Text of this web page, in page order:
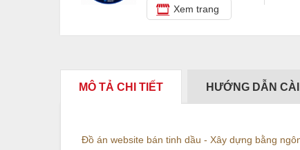
Xem trang
MÔ TẢ CHI TIẾT HƯỚNG DẪN
Đồ án website bán tinh dầu - Xây dựng bằng